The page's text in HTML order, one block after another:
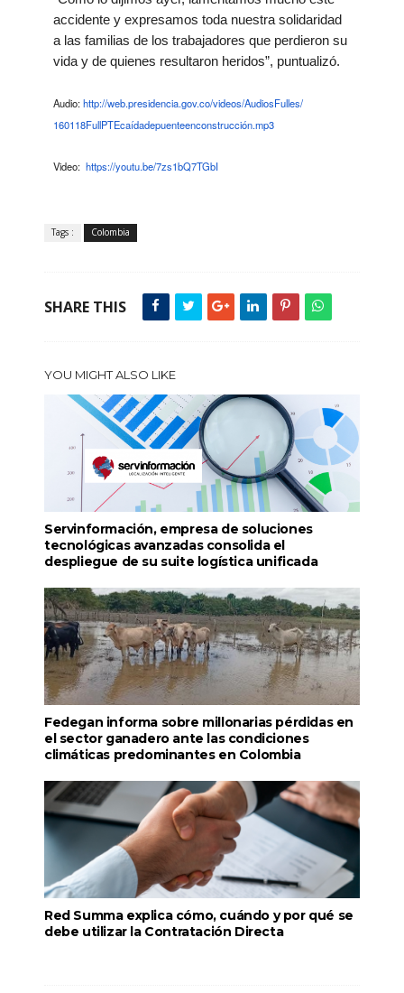
accidente y expresamos toda nuestra solidaridad
a las familias de los trabajadores que perdieron su
vida y de quienes resultaron heridos”, puntualizó.
Audio:http://web.presidencia.gov.co/videos/AudiosFulles/
160118FullPTEcaídadepuenteenconstrucción.mp3
Video: https://youtu.be/7zs1bQ7TGbI
Tags : Colombia
SHARE THIS
YOU MIGHT ALSO LIKE
Servinformación, empresa de soluciones
tecnológicas avanzadas consolida el
despliegue de su suite logística unificada
Fedegan informa sobre millonarias pérdidas en
el sector ganadero ante las condiciones
climáticas predominantes en Colombia
Red Summa explica cómo, cuándo y por qué se
debe utilizar la Contratación Directa